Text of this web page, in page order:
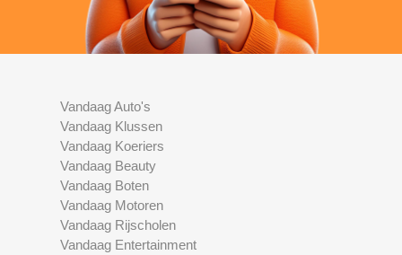
Vandaag Auto's
Vandaag Klussen
Vandaag Koeriers
Vandaag Beauty
Vandaag Boten
Vandaag Motoren
Vandaag Rijscholen
Vandaag Entertainment